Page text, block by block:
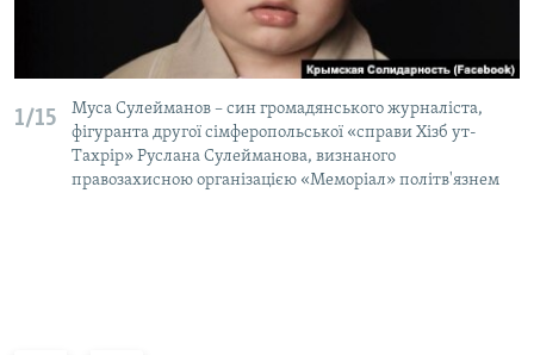
1/15
Муса Сулейманов – син громадянського журналіста,
фігуранта другої сімферопольської «справи Хізб ут-
Тахрір» Руслана Сулейманова, визнаного
правозахисною організацією «Меморіал» політв'язнем